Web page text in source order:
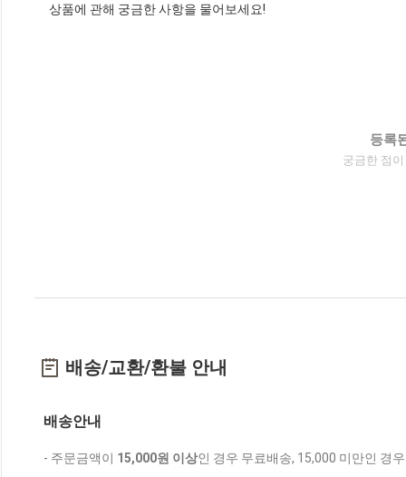
상품에 관해 궁금한 사항을 물어보세요!
등록
궁금한 점
배송/교환/환불 안내
배송안내
- 주문금액이 15,000원 이상인 경우 무료배송, 15,000 미만인 경